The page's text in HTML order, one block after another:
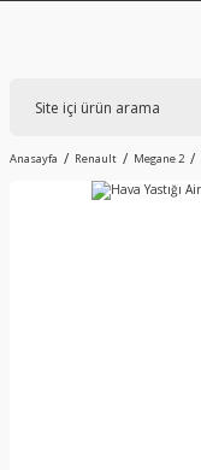
Anasayfa Renault Megane 2